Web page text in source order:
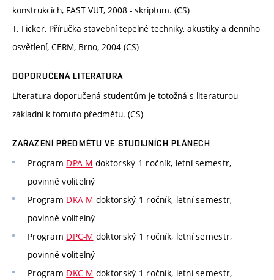
konstrukcích, FAST VUT, 2008 - skriptum. (CS)
T. Ficker, Příručka stavební tepelné techniky, akustiky a denního
osvětlení, CERM, Brno, 2004 (CS)
DOPORUČENÁ LITERATURA
Literatura doporučená studentům je totožná s literaturou
základní k tomuto předmětu. (CS)
ZAŘAZENÍ PŘEDMĚTU VE STUDIJNÍCH PLÁNECH
Program DPA-M doktorský 1 ročník, letní semestr,
povinně volitelný
Program DKA-M doktorský 1 ročník, letní semestr,
povinně volitelný
Program DPC-M doktorský 1 ročník, letní semestr,
povinně volitelný
Program DKC-M doktorský 1 ročník, letní semestr,